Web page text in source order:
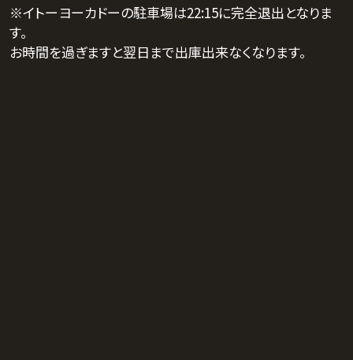
※イトーヨーカドーの駐車場は22:15に完全退出となりま
す。
お時間を過ぎますと翌日まで出庫出来なくなります。